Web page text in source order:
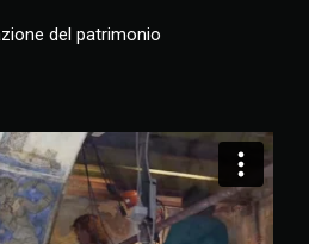
del patrimonio